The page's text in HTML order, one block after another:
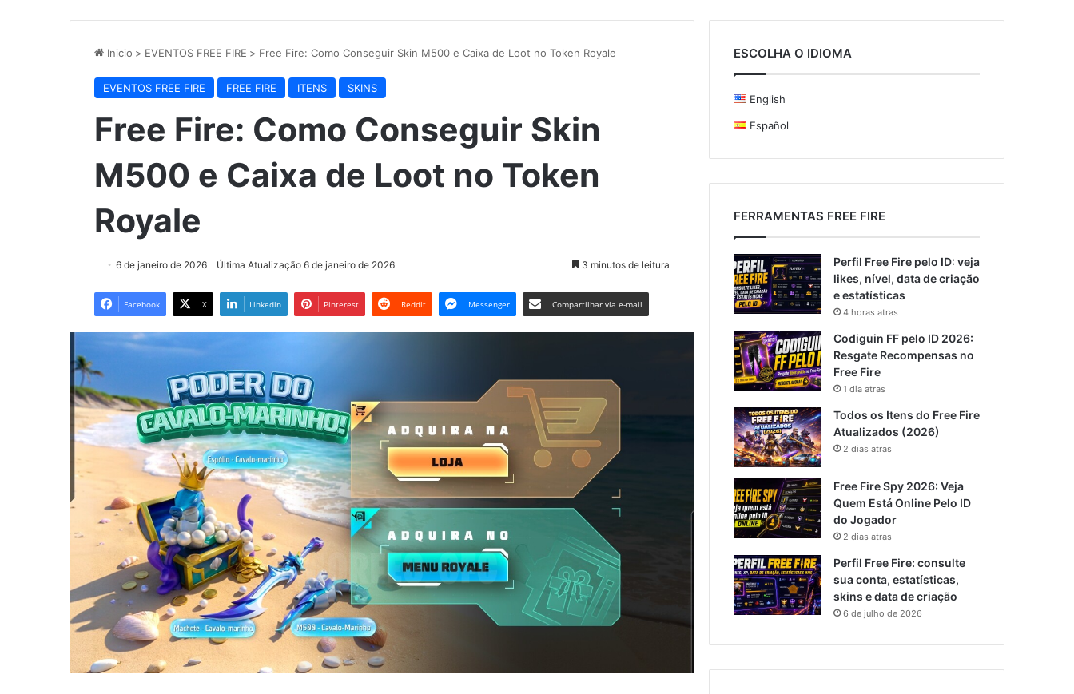
Inicio > EVENTOS FREE FIRE > Free Fire: Como Conseguir Skin M500 e Caixa de Loot no Token Royale
EVENTOS FREE FIRE FREE FIRE ITENS SKINS
Free Fire: Como Conseguir Skin
M500 e Caixa de Loot no Token
Royale
6 de janeiro de 2026 Última Atualização 6 de janeiro de 2026 3 minutos de leitura
Facebook X Linkedin Pinterest Reddit Messenger Compartilhar via e-mail
ESCOLHA O IDIOMA
English
Español
FERRAMENTAS FREE FIRE
Perfil Free Fire pelo ID: veja
likes, nível, data de criação
e estatísticas
4 horas atras
Codiguin FF pelo ID 2026:
Resgate Recompensas no
Free Fire
1 dia atras
Todos os Itens do Free Fire
Atualizados (2026)
2 dias atras
Free Fire Spy 2026: Veja
Quem Está Online Pelo ID
do Jogador
2 dias atras
Perfil Free Fire: consulte
sua conta, estatísticas,
skins e data de criação
6 de julho de 2026